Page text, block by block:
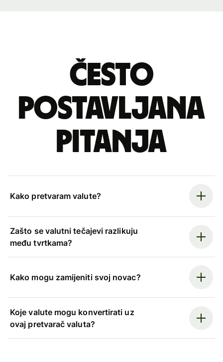
Često
postavljana
pitanja
Kako pretvaram valute?
Zašto se valutni tečajevi razlikuju
među tvrtkama?
Kako mogu zamijeniti svoj novac?
Koje valute mogu konvertirati uz
ovaj pretvarač valuta?